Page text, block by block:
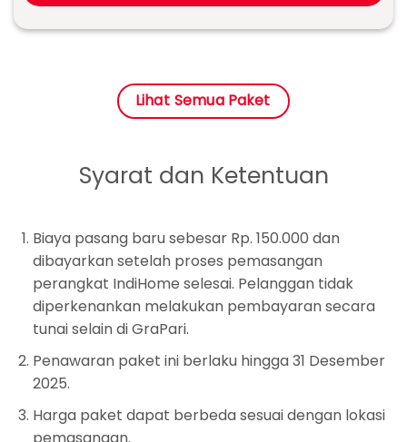
Lihat Semua Paket
Syarat dan Ketentuan
Biaya pasang baru sebesar Rp. 150.000 dan
dibayarkan setelah proses pemasangan
perangkat IndiHome selesai. Pelanggan tidak
diperkenankan melakukan pembayaran secara
tunai selain di GraPari.
Penawaran paket ini berlaku hingga 31 Desember
2025.
Harga paket dapat berbeda sesuai dengan lokasi
pemasangan.